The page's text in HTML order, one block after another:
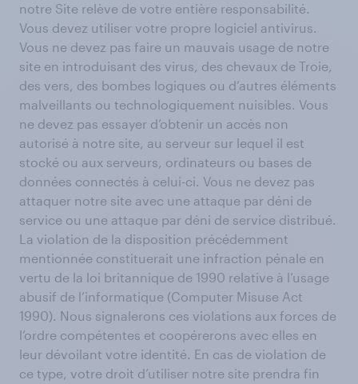
notre Site relève de votre entière responsabilité.
Vous devez utiliser votre propre logiciel antivirus.
Vous ne devez pas faire un mauvais usage de notre
site en introduisant des virus, des chevaux de Troie,
des vers, des bombes logiques ou d’autres éléments
malveillants ou technologiquement nuisibles. Vous
ne devez pas essayer d’obtenir un accès non
autorisé à notre site, au serveur sur lequel il est
stocké ou aux serveurs, ordinateurs ou bases de
données connectés à celui-ci. Vous ne devez pas
attaquer notre site avec une attaque par déni de
service ou une attaque par déni de service distribué.
La violation de la disposition précédemment
mentionnée constituerait une infraction pénale en
vertu de la loi britannique de 1990 relative à l’usage
abusif de l’informatique (Computer Misuse Act
1990). Nous signalerons ces violations aux forces de
l’ordre compétentes et coopérerons avec elles en
leur dévoilant votre identité. En cas de violation de
ce type, votre droit d’utiliser notre site prendra fin